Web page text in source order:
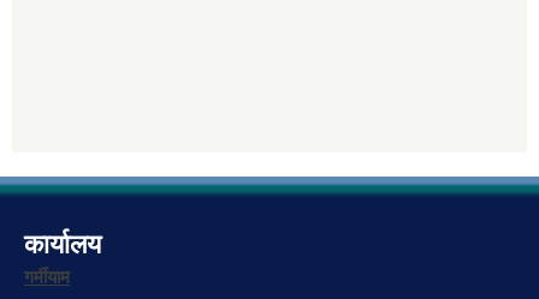
कार्यालय
गर्मीयाम